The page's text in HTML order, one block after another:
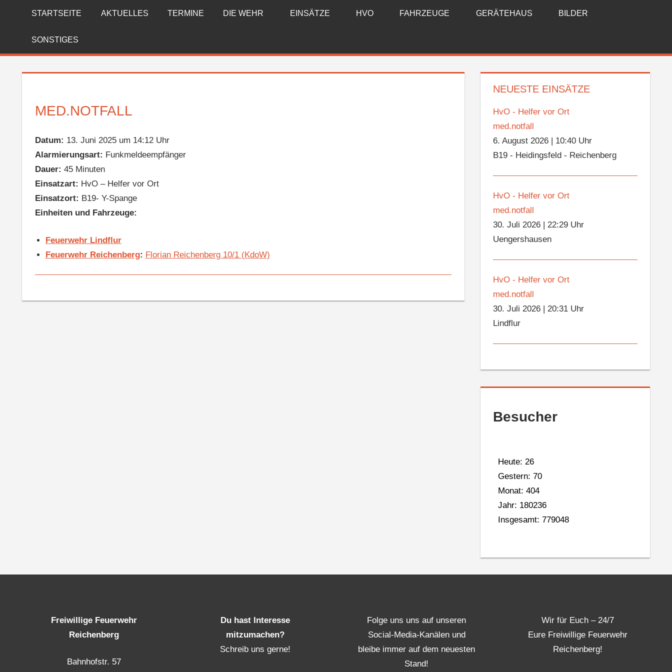
FREIWILLIGE
FEUERWEHR
REICHENBERG
STARTSEITE AKTUELLES TERMINE DIE WEHR EINSÄTZE HVO FAHRZEUGE GERÄTEHAUS BILDER
SONSTIGES
MED.NOTFALL
Datum: 13. Juni 2025 um 14:12 Uhr
Alarmierungsart: Funkmeldeempfänger
Dauer: 45 Minuten
Einsatzart: HvO – Helfer vor Ort
Einsatzort: B19- Y-Spange
Einheiten und Fahrzeuge:
Feuerwehr Lindflur
Feuerwehr Reichenberg: Florian Reichenberg 10/1 (KdoW)
NEUESTE EINSÄTZE
HvO - Helfer vor Ort
med.notfall
6. August 2026
10:40 Uhr
B19 - Heidingsfeld - Reichenberg
HvO - Helfer vor Ort
med.notfall
30. Juli 2026 |22:29 Uhr
Uengershausen
HvO - Helfer vor Ort
med.notfall
30. Juli 2026 |20:31 Uhr
Lindflur
Besucher
Heute: 26
Gestern: 70
Monat: 404
Jahr: 180236
Insgesamt: 779048
Freiwillige Feuerwehr
Reichenberg
Bahnhofstr. 57
Du hast Interesse
mitzumachen?
Schreib uns gerne!
Folge uns uns auf unseren
Social-Media-Kanälen und
bleibe immer auf dem neuesten
Stand!
Wir für Euch – 24/7
Eure Freiwillige Feuerwehr
Reichenberg!